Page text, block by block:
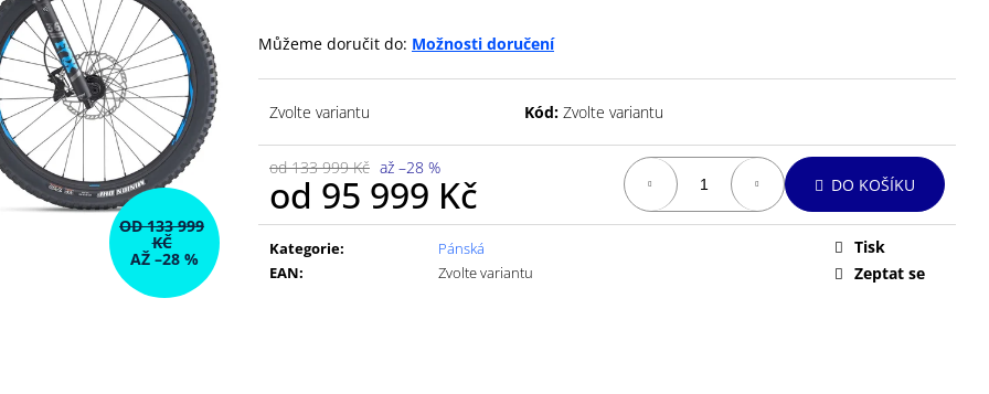
Můžeme doručit do: Možnosti doručení
Zvolte variantu Kód: Zvolte variantu
od 133 999 Kč až –28 %
od 95 999 Kč
Měrná
cena:
DO KOŠÍKU
Kategorie:
Pánská
EAN: Zvolte variantu
Tisk
Zeptat se
OD 133 999
KČ
AŽ –28 %